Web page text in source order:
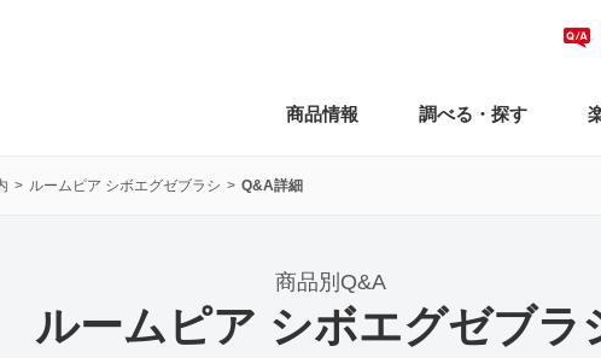
商品情報 調べる・探す
ルームピア シボエグゼブラシ Q&A詳細
商品別Q&A
ルームピア シボエグゼブラ